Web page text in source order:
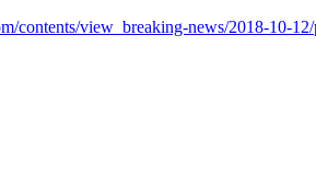
contents/view_breaking-news/2018-10-